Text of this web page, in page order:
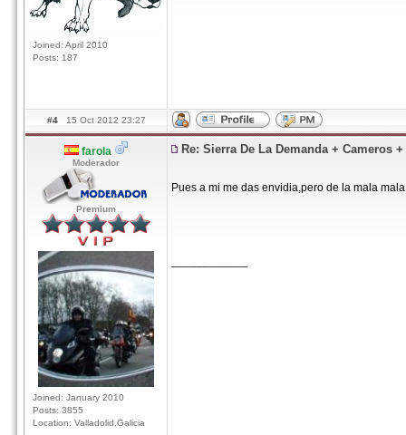
Joined: April 2010
Posts: 187
#4 15 Oct 2012 23:27
farola
Moderador
Premium
Joined: January 2010
Posts: 3855
Location: Valladolid,Galicia
Re: Sierra De La Demanda + Cameros
Pues a mi me das envidia,pero de la mala